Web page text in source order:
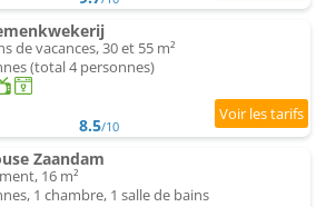
de vacances, 30 et 55 m²
(total 4 personnes)
8.5/10
Zaandam
16 m²
1 chambre, 1 salle de bains